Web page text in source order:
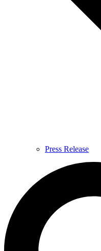
Press Release